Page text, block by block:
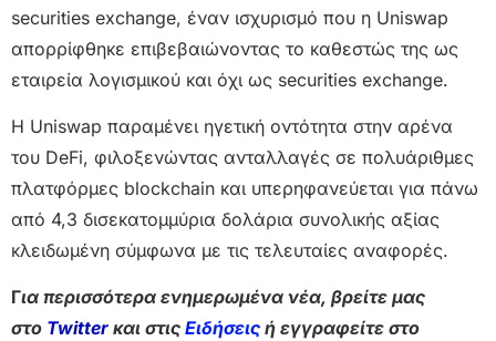
securities exchange, έναν ισχυρισμό που η Uniswap
απορρίφθηκε επιβεβαιώνοντας το καθεστώς της ως
εταιρεία λογισμικού και όχι ως securities exchange.
Η Uniswap παραμένει ηγετική οντότητα στην αρένα
του DeFi, φιλοξενώντας ανταλλαγές σε πολυάριθμες
πλατφόρμες blockchain και υπερηφανεύεται για πάνω
από 4,3 δισεκατομμύρια δολάρια συνολικής αξίας
κλειδωμένη σύμφωνα με τις τελευταίες αναφορές.
Για περισσότερα ενημερωμένα νέα, βρείτε μας
στο Twitter και στις Ειδήσεις ή εγγραφείτε στο